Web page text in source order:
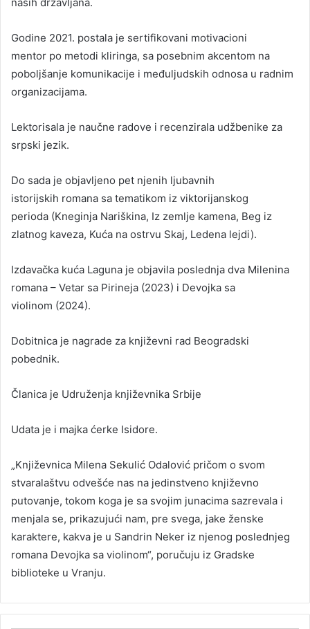
Godine 2021. postala je sertifikovani motivacioni
mentor po metodi kliringa, sa posebnim akcentom na
poboljšanje komunikacije i međuljudskih odnosa u radnim
organizacijama.
Lektorisala je naučne radove i recenzirala udžbenike za
srpski jezik.
Do sada je objavljeno pet njenih ljubavnih
istorijskih romana sa tematikom iz viktorijanskog
perioda (Kneginja Nariškina, Iz zemlje kamena, Beg iz
zlatnog kaveza, Kuća na ostrvu Skaj, Ledena lejdi).
Izdavačka kuća Laguna je objavila poslednja dva Milenina
romana – Vetar sa Pirineja (2023) i Devojka sa
violinom (2024).
Dobitnica je nagrade za književni rad Beogradski
pobednik.
Članica je Udruženja književnika Srbije
Udata je i majka ćerke Isidore.
„Književnica Milena Sekulić Odalović pričom o svom
stvaralaštvu odvešće nas na jedinstveno književno
putovanje, tokom koga je sa svojim junacima sazrevala i
menjala se, prikazujući nam, pre svega, jake ženske
karaktere, kakva je u Sandrin Neker iz njenog poslednjeg
romana Devojka sa violinom“, poručuju iz Gradske
biblioteke u Vranju.